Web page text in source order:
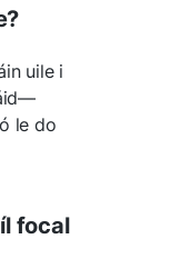
uile i
le do
focal